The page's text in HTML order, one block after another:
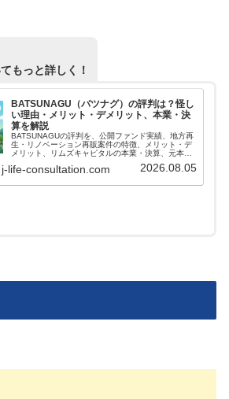
もっと詳しく！
BATSUNAGU（バツナグ）の評判は？怪し
い理由・メリット・デメリット、本業・決
算を解説
BATSUNAGUの評判を、公開ファンド実績、地方再
生・リノベーション再販案件の特徴、メリット・デ
メリット、リムズキャピタルの本業・決算、元本保
件実績、本文の注意点を確認できます。
j-life-consultation.com 2026.08.05